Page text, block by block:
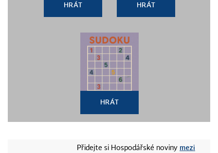
HRÁT HRÁT
HRÁT
Přidejte si Hospodářské noviny mezi